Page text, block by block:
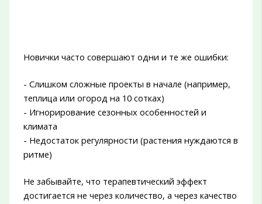
Новички часто совершают одни и те же ошибки:
- Слишком сложные проекты в начале (например,
теплица или огород на 10 сотках)
- Игнорирование сезонных особенностей и
климата
- Недостаток регулярности (растения нуждаются в
ритме)
Не забывайте, что терапевтический эффект
достигается не через количество, а через качество